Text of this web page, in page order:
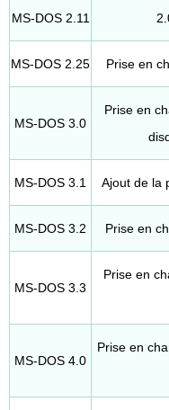
MS-DOS 2.11
MS-DOS 2.25 Prise en
MS-DOS 3.0
Prise en
MS-DOS 3.1 Ajout de la
MS-DOS 3.2 Prise en
MS-DOS 3.3
Prise en
MS-DOS 4.0
Prise en